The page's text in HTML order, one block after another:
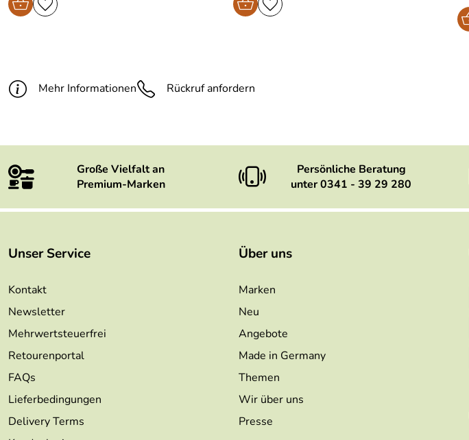
Mehr Informationen Rückruf anfordern
Große Vielfalt an
Premium-Marken
Persönliche Beratung
unter 0341 - 39 29 280
Unser Service
Kontakt
Newsletter
Mehrwertsteuerfrei
Retourenportal
FAQs
Lieferbedingungen
Delivery Terms
Über uns
Marken
Neu
Angebote
Made in Germany
Themen
Wir über uns
Presse